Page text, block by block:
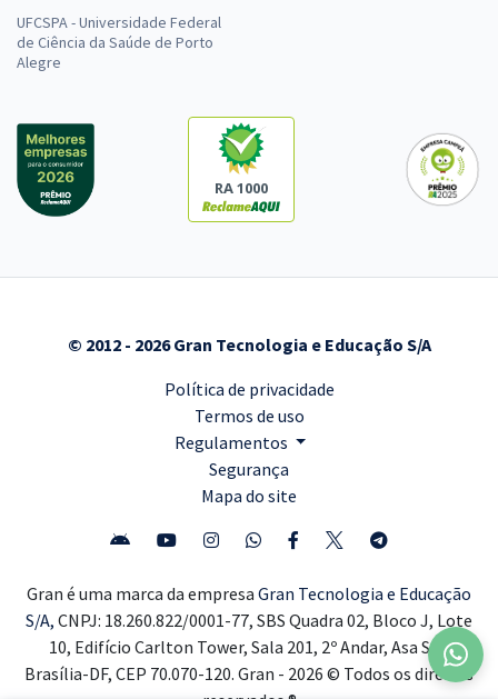
UFCSPA - Universidade Federal
de Ciência da Saúde de Porto
Alegre
RA 1000
© 2012 - 2026 Gran Tecnologia e Educação S/A
Política de privacidade
Termos de uso
Regulamentos
Segurança
Mapa do site
Gran é uma marca da empresa Gran Tecnologia e Educação
S/A, CNPJ: 18.260.822/0001-77, SBS Quadra 02, Bloco J, Lote
10, Edifício Carlton Tower, Sala 201, 2º Andar, Asa Sul,
Brasília-DF, CEP 70.070-120. Gran - 2026 © Todos os direitos